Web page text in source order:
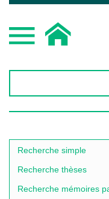
Recherche simple
Recherche thèses
Recherche mémoires